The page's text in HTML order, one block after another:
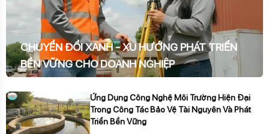
CHUYỂN ĐỔI XANH - XU HƯỚNG PHÁT TRIỂN
BỀN VỮNG CHO DOANH NGHIỆP
Ứng Dụng Công Nghệ Môi Trường Hiện Đại
Trong Công Tác Bảo Vệ Tài Nguyên Và Phát
Triển Bền Vững